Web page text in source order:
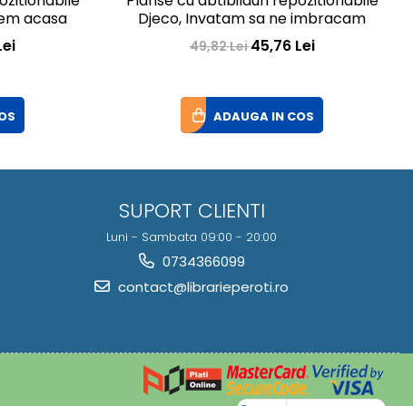
acasa
Djeco, Invatam sa ne imbracam
49,82 Lei45,76 Lei
ADAUGA IN COS
SUPORT CLIENTI
Luni - Sambata 09:00 - 20:00
0734366099
contact@librarieperoti.ro